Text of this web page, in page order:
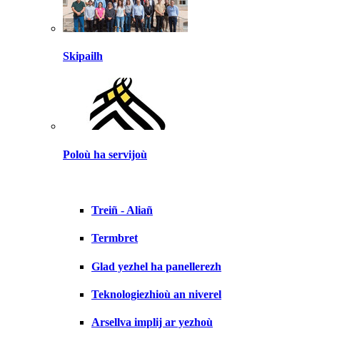
Skipailh
Poloù ha servijoù
Treiñ - Aliañ
Termbret
Glad yezhel ha panellerezh
Teknologiezhioù an niverel
Arsellva implij ar yezhoù